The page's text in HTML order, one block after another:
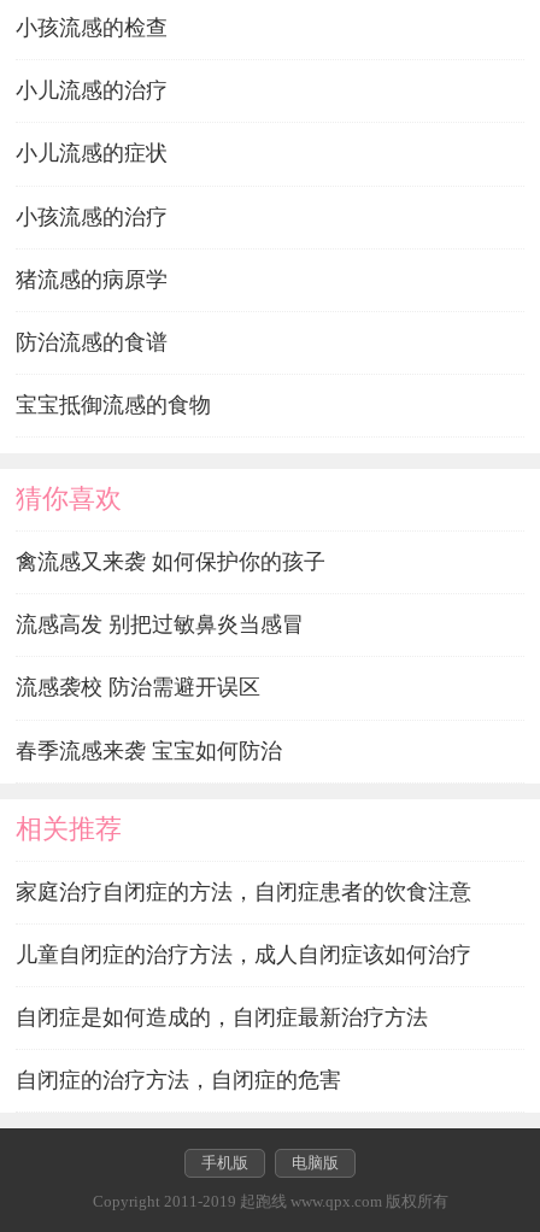
小孩流感的检查
小儿流感的治疗
小儿流感的症状
小孩流感的治疗
猪流感的病原学
防治流感的食谱
宝宝抵御流感的食物
猜你喜欢
禽流感又来袭 如何保护你的孩子
流感高发 别把过敏鼻炎当感冒
流感袭校 防治需避开误区
春季流感来袭 宝宝如何防治
相关推荐
家庭治疗自闭症的方法，自闭症患者的饮食注意
儿童自闭症的治疗方法，成人自闭症该如何治疗
自闭症是如何造成的，自闭症最新治疗方法
自闭症的治疗方法，自闭症的危害
手机版 电脑版
Copyright 2011-2019 起跑线 www.qpx.com 版权所有